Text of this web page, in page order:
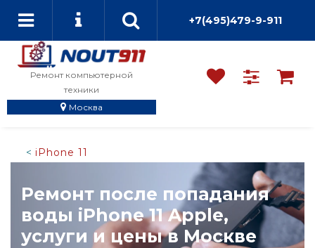
+7(495)479-9-911
Ремонт компьютерной
техники
Москва
iPhone 11
Ремонт после попадания
воды iPhone 11 Apple,
услуги и цены в Москве